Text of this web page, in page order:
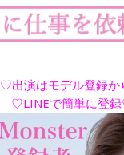
♡出演はモデル登録
♡LINEで簡単に登